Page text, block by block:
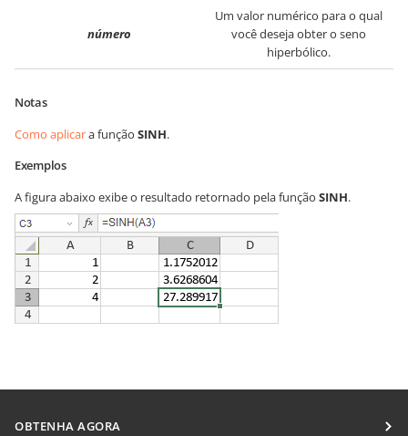
número
Um valor numérico para o qual
você deseja obter o seno
hiperbólico.
Notas
Como aplicara função SINH.
Exemplos
A figura abaixo exibe o resultado retornado pela função SINH.
OBTENHA AGORA